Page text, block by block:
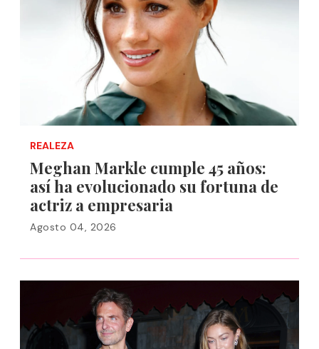
REALEZA
Meghan Markle cumple 45 años:
así ha evolucionado su fortuna de
actriz a empresaria
Agosto 04, 2026